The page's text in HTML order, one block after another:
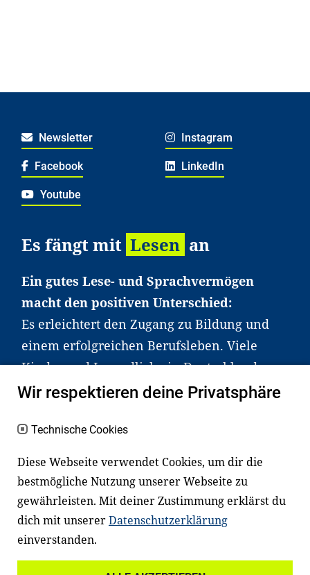
Newsletter Instagram
Facebook LinkedIn
Youtube
Es fängt mit Lesen an
Ein gutes Lese- und Sprachvermögen
macht den positiven Unterschied:
Es erleichtert den Zugang zu Bildung und
einem erfolgreichen Berufsleben. Viele
Kinder und Jugendliche in Deutschland
haben aber große Schwierigkeiten dabei.
an Familien sowie an Erzieher*innen,
Lehrer*innen und andere
Fachexpert*innen. Dafür arbeiten wir eng
mit Ministerien, wissenschaftlichen
Einrichtungen, Verbänden, Unternehmen
und anderen Stiftungen zusammen.
Wir respektieren deine Privatsphäre
Technische Cookies
Diese Webseite verwendet Cookies, um dir die
bestmögliche Nutzung unserer Webseite zu
gewährleisten. Mit deiner Zustimmung erklärst du
dich mit unsererDatenschutzerklärung
einverstanden.